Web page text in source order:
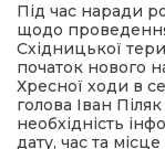
Під час наради
щодо проведення
Східницької
початок нового
Хресної ходи в
голова Іван
необхідність
дату, час та